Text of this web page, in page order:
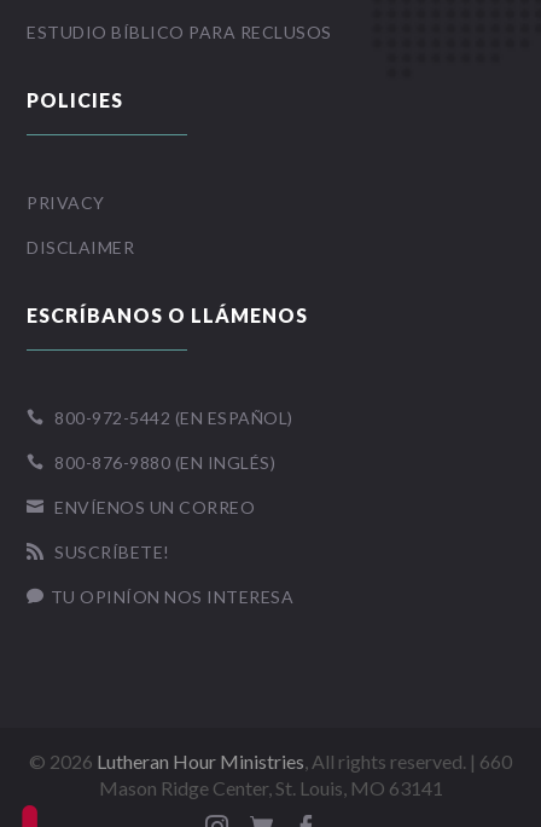
ESTUDIO BÍBLICO PARA RECLUSOS
POLICIES
PRIVACY
DISCLAIMER
ESCRÍBANOS O LLÁMENOS
 800-972-5442 (EN ESPAÑOL)
 800-876-9880 (EN INGLÉS)
 ENVÍENOS UN CORREO
 SUSCRÍBETE!
 TU OPINÍON NOS INTERESA
© 2026 Lutheran Hour Ministries, All rights reserved. | 660
Mason Ridge Center, St. Louis, MO 63141